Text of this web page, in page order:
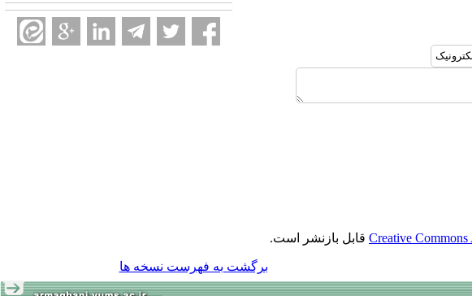
Creative قابل بازنشر است.
برگشت به فهرست نسخه ها